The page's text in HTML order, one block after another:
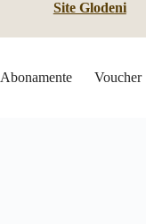
Site Glodeni
Abonamente Voucher